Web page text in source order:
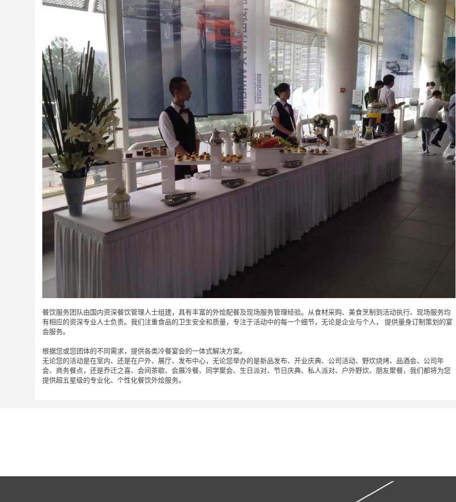
餐饮服务团队由国内资深餐饮管理人士组建，具有丰富的外烩配餐及现场服务管理经验。从食材采购、美食烹制到活动执行、现场服务均
有相应的资深专业人士负责。我们注重食品的卫生安全和质量，专注于活动中的每一个细节，无论是企业与个人， 提供量身订制策划的宴
会服务。
根据您或您团体的不同需求，提供各类冷餐宴会的一体式解决方案。
无论您的活动是在室内、还是在户外、展厅、发布中心，无论您举办的是新品发布、开业庆典、公司活动、野炊烧烤、品酒会、公司年
会、商务餐点，还是乔迁之喜、会间茶歇、会展冷餐、同学聚会、生日派对、节日庆典、私人派对、户外野炊、朋友聚餐，我们都将为您
提供超五星级的专业化、个性化餐饮外烩服务。